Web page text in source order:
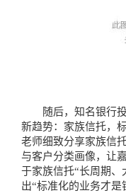
随后，知名银行
新趋势：家族信托，
老师细致分享家族信
与客户分类画像，让
于家族信托“长周期、
出“标准化的业务才